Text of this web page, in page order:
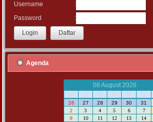
Username
:
Password
:
Agenda
08 August 2026
M
S S R K J
26 27 28 29 30 31
2
3 4 5 6 7
9
10 11 12 13 14